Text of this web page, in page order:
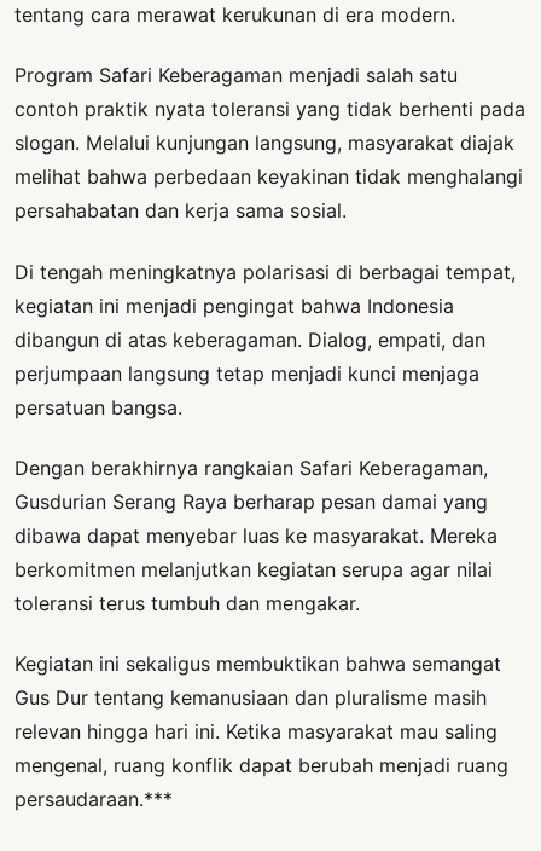
tentang cara merawat kerukunan di era modern.
Program Safari Keberagaman menjadi salah satu
contoh praktik nyata toleransi yang tidak berhenti pada
slogan. Melalui kunjungan langsung, masyarakat diajak
melihat bahwa perbedaan keyakinan tidak menghalangi
persahabatan dan kerja sama sosial.
Di tengah meningkatnya polarisasi di berbagai tempat,
kegiatan ini menjadi pengingat bahwa Indonesia
dibangun di atas keberagaman. Dialog, empati, dan
perjumpaan langsung tetap menjadi kunci menjaga
persatuan bangsa.
Dengan berakhirnya rangkaian Safari Keberagaman,
Gusdurian Serang Raya berharap pesan damai yang
dibawa dapat menyebar luas ke masyarakat. Mereka
berkomitmen melanjutkan kegiatan serupa agar nilai
toleransi terus tumbuh dan mengakar.
Kegiatan ini sekaligus membuktikan bahwa semangat
Gus Dur tentang kemanusiaan dan pluralisme masih
relevan hingga hari ini. Ketika masyarakat mau saling
mengenal, ruang konflik dapat berubah menjadi ruang
persaudaraan.***